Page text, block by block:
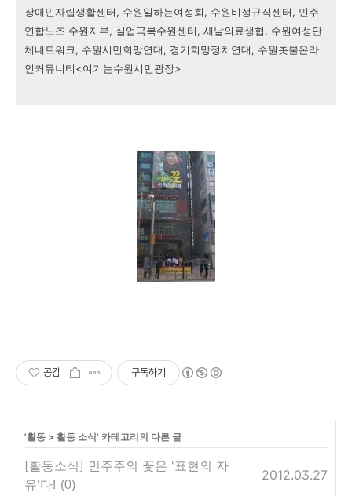
장애인자립생활센터, 수원일하는여성회, 수원비정규직센터, 민주
연합노조 수원지부, 실업극복수원센터, 새날의료생협, 수원여성단
체네트워크, 수원시민희망연대, 경기희망정치연대, 수원촛불온라
인커뮤니티<여기는수원시민광장>
공감 구독하기
'활동 > 활동 소식' 카테고리의 다른 글
[활동소식] 민주주의 꽃은 '표현의 자
유'다! (0)
2012.03.27